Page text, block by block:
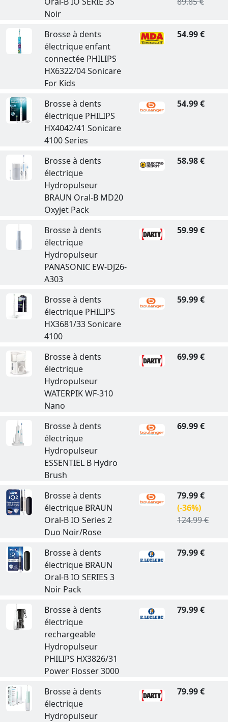
Noir
Brosse à dents
électrique enfant
connectée PHILIPS
HX6322/04 Sonicare
For Kids
54.99 €
Brosse à dents
électrique PHILIPS
HX4042/41 Sonicare
4100 Series
54.99 €
Brosse à dents
électrique
Hydropulseur
BRAUN Oral-B MD20
Oxyjet Pack
58.98 €
Brosse à dents
électrique
Hydropulseur
PANASONIC EW-DJ26-
A303
59.99 €
Brosse à dents
électrique PHILIPS
HX3681/33 Sonicare
4100
59.99 €
Brosse à dents
électrique
Hydropulseur
WATERPIK WF-310
Nano
69.99 €
Brosse à dents
électrique
Hydropulseur
ESSENTIEL B Hydro
Brush
69.99 €
Brosse à dents
électrique BRAUN
Oral-B IO Series 2
Duo Noir/Rose
79.99 €
(-36%)
124.99 €
Brosse à dents
électrique BRAUN
Oral-B IO SERIES 3
Noir Pack
79.99 €
Brosse à dents
électrique
rechargeable
Hydropulseur
PHILIPS HX3826/31
Power Flosser 3000
79.99 €
Brosse à dents
électrique
Hydropulseur
79.99 €